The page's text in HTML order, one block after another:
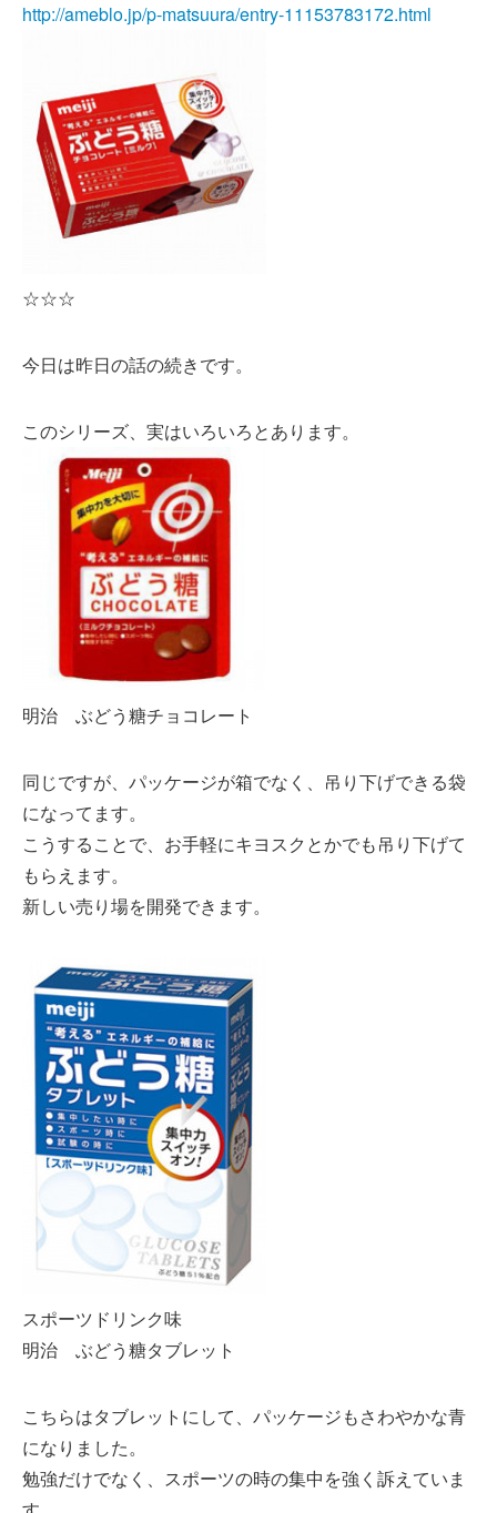
http://ameblo.jp/p-matsuura/entry-11153783172.html
☆☆☆
今日は昨日の話の続きです。
このシリーズ、実はいろいろとあります。
明治 ぶどう糖チョコレート
同じですが、パッケージが箱でなく、吊り下げできる袋
になってます。
こうすることで、お手軽にキヨスクとかでも吊り下げて
もらえます。
新しい売り場を開発できます。
スポーツドリンク味
明治 ぶどう糖タブレット
こちらはタブレットにして、パッケージもさわやかな青
になりました。
勉強だけでなく、スポーツの時の集中を強く訴えていま